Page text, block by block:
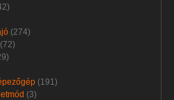
(274)
(72)
(191)
(3)